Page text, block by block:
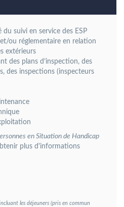
du suivi en service des ESP
ou réglementaire en relation
extérieurs
des plans d’inspection, des
des inspections (inspecteurs
en Situation de Handicap
plus d'informations
les déjeuners (pris en commun